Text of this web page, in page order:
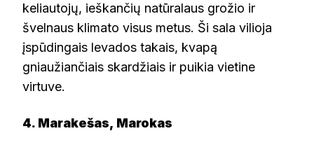
keliautojų, ieškančių natūralaus grožio ir
švelnaus klimato visus metus. Ši sala vilioja
įspūdingais levados takais, kvapą
gniaužiančiais skardžiais ir puikia vietine
virtuve.
4. Marakešas, Marokas